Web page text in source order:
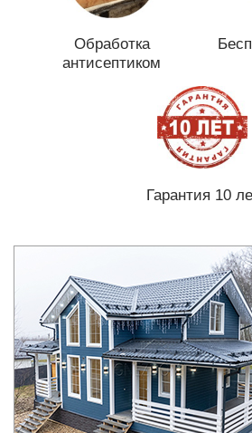
Обработка
антисептиком
Гарантия 10